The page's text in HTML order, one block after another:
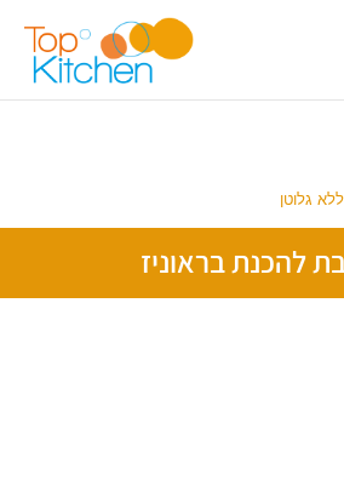
ללא גלוטן
להכנת בראוניז